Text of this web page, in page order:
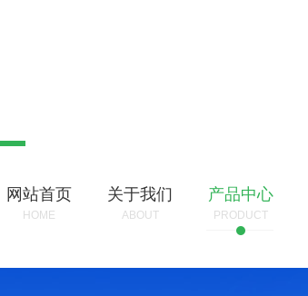
网站首页
HOME
关于我们
ABOUT
产品中心
PRODUCT